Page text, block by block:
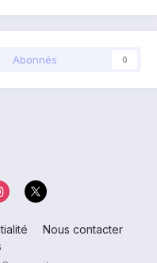
Abonnés 0
Nous contacter